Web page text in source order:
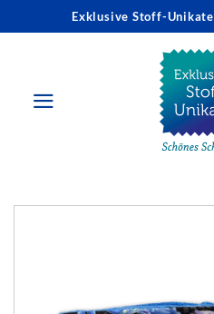
Inhalt
Exklusive Stoff-Unikate